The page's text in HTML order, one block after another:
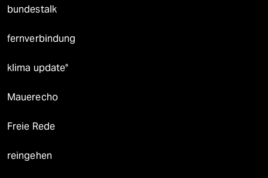
bundestalk
fernverbindung
klima update°
Mauerecho
Freie Rede
reingehen